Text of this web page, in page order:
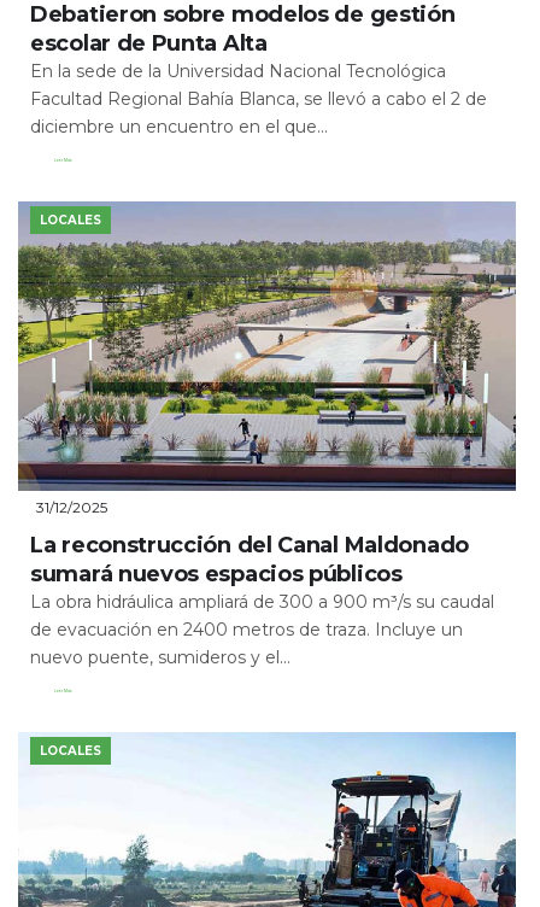
Debatieron sobre modelos de gestión
escolar de Punta Alta
En la sede de la Universidad Nacional Tecnológica
Facultad Regional Bahía Blanca, se llevó a cabo el 2 de
diciembre un encuentro en el que...
Leer Más
LOCALES
31/12/2025
La reconstrucción del Canal Maldonado
sumará nuevos espacios públicos
La obra hidráulica ampliará de 300 a 900 m³/s su caudal
de evacuación en 2400 metros de traza. Incluye un
nuevo puente, sumideros y el...
Leer Más
LOCALES